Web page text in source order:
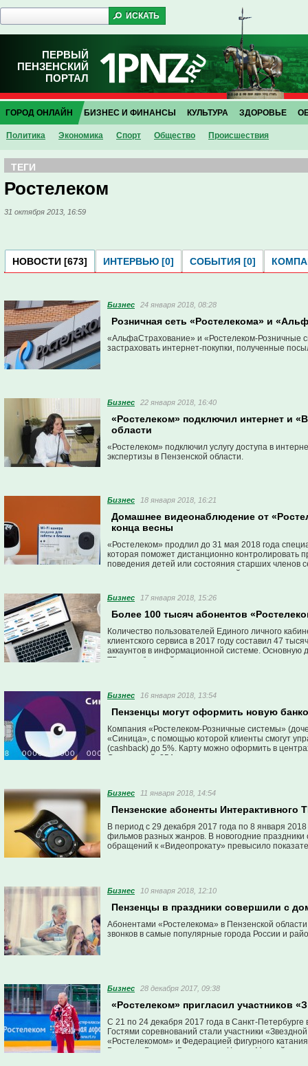
ПЕРВЫЙ
ПЕНЗЕНСКИЙ
ПОРТАЛ
ГОРОД ОНЛАЙН
Политика Экономика Спорт Общество Проиcшествия
БИЗНЕС И ФИНАНСЫ КУЛЬТУРА ЗДОРОВЬЕ
ТЕГИ
Ростелеком
31 октября 2013, 16:59
НОВОСТИ [673] ИНТЕРВЬЮ [0] СОБЫТИЯ [0]
Бизнес 24 января 2018, 08:28
Розничная сеть «Ростелекома» и
«АльфаСтрахование» и «Ростелеком-Розничные
застраховать интернет-покупки, полученные
Бизнес 22 января 2018, 16:40
«Ростелеком» подключил интернет и
области
«Ростелеком» подключил услугу доступа в
экспертизы в Пензенской области.
Бизнес 18 января 2018, 16:21
Домашнее видеонаблюдение от
конца весны
«Ростелеком» продлил до 31 мая 2018 года
которая поможет дистанционно контролировать
поведения детей или состояния старших
питомцами, следить за квартирой из отпуска или
Бизнес 17 января 2018, 15:26
Более 100 тысяч абонентов
Количество пользователей Единого личного
клиентского сервиса в 2017 году составил 47
аккаунтов в информационной системе. Основную
ТВ» и мобильной связи.
Бизнес 16 января 2018, 13:54
Пензенцы могут оформить новую
Компания «Ростелеком-Розничные системы»
«Синица», с помощью которой клиенты смогут
(cashback) до 5%. Карту можно оформить в
Строителей, 25А.
Бизнес 11 января 2018, 14:54
Пензенские абоненты
В период с 29 декабря 2017 года по 8 января
фильмов разных жанров. В новогодние праздники
обращений к «Видеопрокату» превысило
Бизнес 10 января 2018, 12:10
Пензенцы в праздники совершили с
Абонентами «Ростелекома» в Пензенской
звонков в самые популярные города России и
Бизнес 28 декабря 2017, 09:38
«Ростелеком» пригласил участников
С 21 по 24 декабря 2017 года в Санкт-
Гостями соревнований стали участники
«Ростелекомом» и Федерацией фигурного
Вологды, Рязани, Волжского и Ханты-Мансийска.